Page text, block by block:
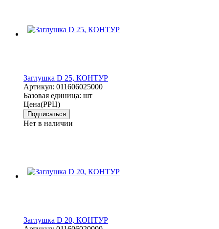
Заглушка D 25, КОНТУР
Артикул: 011606025000
Базовая единица: шт
Цена(РРЦ)
Подписаться
Нет в наличии
Заглушка D 20, КОНТУР